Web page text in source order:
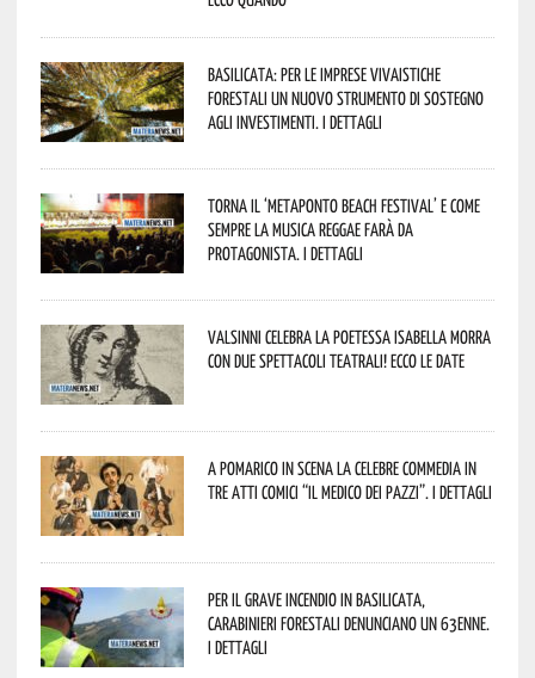
Basilicata: per le imprese vivaistiche
forestali un nuovo strumento di sostegno
agli investimenti. I dettagli
Torna il ‘Metaponto beach festival’ e come
sempre la musica reggae farà da
protagonista. I dettagli
Valsinni celebra la poetessa Isabella Morra
con due spettacoli teatrali! Ecco le date
A Pomarico in scena la celebre commedia in
tre atti comici “Il medico dei pazzi”. I dettagli
Per il grave incendio in Basilicata,
Carabinieri forestali denunciano un 63enne.
I dettagli